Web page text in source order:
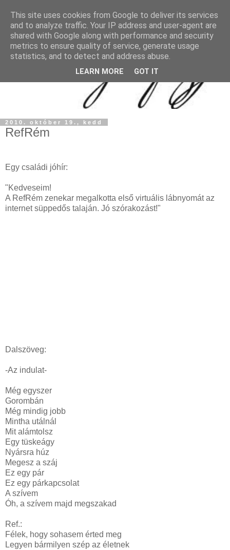
2010. október 19., kedd
RefRém
Egy családi jóhír:
"Kedveseim!
A RefRém zenekar megalkotta első virtuális lábnyomát az
internet süppedős talaján. Jó szórakozást!"
Dalszöveg:
-Az indulat-
Még egyszer
Gorombán
Még mindig jobb
Mintha utálnál
Mit alámtolsz
Egy tüskeágy
Nyársra húz
Megesz a száj
Ez egy pár
Ez egy párkapcsolat
A szívem
Óh, a szívem majd megszakad
Ref.:
Félek, hogy sohasem érted meg
Legyen bármilyen szép az életnek
This site uses cookies from Google to deliver its services
and to analyze traffic. Your IP address and user-agent are
shared with Google along with performance and security
metrics to ensure quality of service, generate usage
statistics, and to detect and address abuse.
LEARN MORE GOT IT